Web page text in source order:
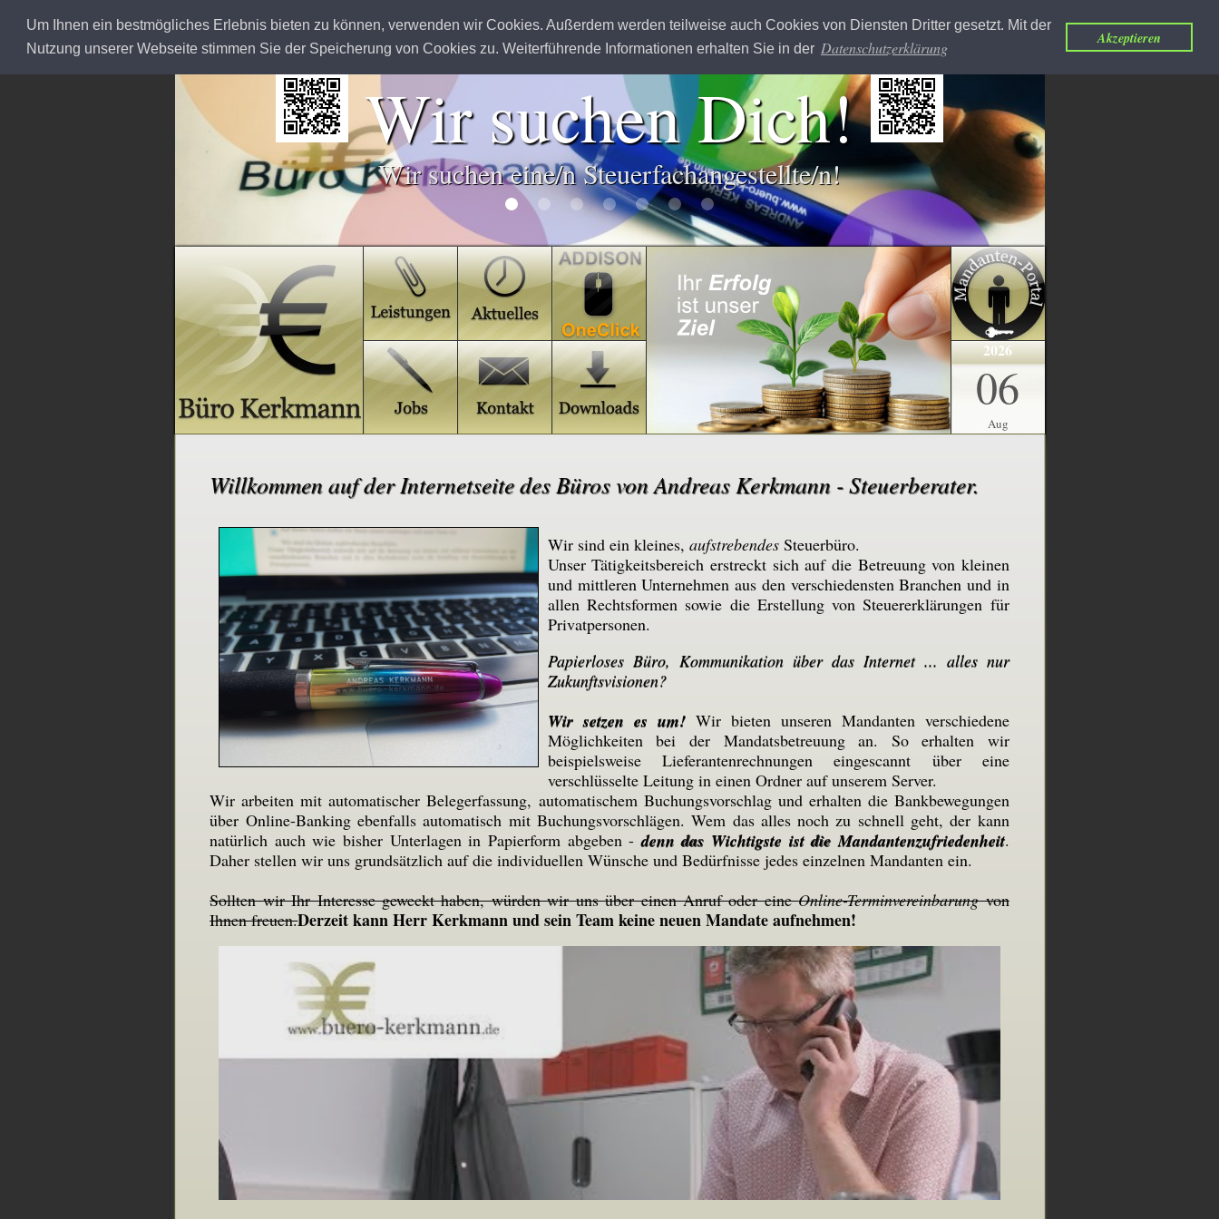
Um Ihnen ein bestmögliches Erlebnis bieten zu können, verwenden wir Cookies. Außerdem werden teilweise auch Cookies von Diensten Dritter gesetzt. Mit der
Nutzung unserer Webseite stimmen Sie der Speicherung von Cookies zu. Weiterführende Informationen erhalten Sie in der Datenschutzerklärung
Akzeptieren
Wir suchen Dich!
Wir suchen eine/n Steuerfachangestellte/n!
2026
06
Aug
Willkommen auf der Internetseite des Büros von Andreas Kerkmann - Steuerberater.
Wir sind ein kleines, aufstrebendesSteuerbüro.
Unser Tätigkeitsbereich erstreckt sich auf die Betreuung von kleinen
und mittleren Unternehmen aus den verschiedensten Branchen und in
allen Rechtsformen sowie die Erstellung von Steuererklärungen für
Privatpersonen.
Papierloses Büro, Kommunikation über das Internet ... alles nur
Zukunftsvisionen?
Wir setzen es um!Wir bieten unseren Mandanten verschiedene
Möglichkeiten bei der Mandatsbetreuung an. So erhalten wir
beispielsweise Lieferantenrechnungen eingescannt über eine
verschlüsselte Leitung in einen Ordner auf unserem Server.
Wir arbeiten mit automatischer Belegerfassung, automatischem Buchungsvorschlag und erhalten die Bankbewegungen
über Online-Banking ebenfalls automatisch mit Buchungsvorschlägen. Wem das alles noch zu schnell geht, der kann
natürlich auch wie bisher Unterlagen in Papierform abgeben -denn das Wichtigste ist die Mandantenzufriedenheit.
Daher stellen wir uns grundsätzlich auf die individuellen Wünsche und Bedürfnisse jedes einzelnen Mandanten ein.
Sollten wir Ihr Interesse geweckt haben, würden wir uns über einen Anruf oder eineOnline-Terminvereinbarungvon
Ihnen freuen.Derzeit kann Herr Kerkmann und sein Team keine neuen Mandate aufnehmen!